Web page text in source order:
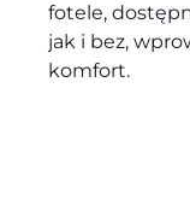
fotele,
jak i bez,
komfort.